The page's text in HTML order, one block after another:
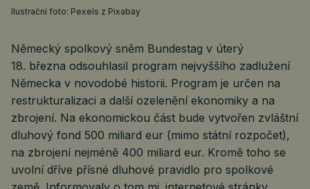
Ilustrační foto: Pexels z Pixabay
Německý spolkový sněm Bundestag v úterý
18. března odsouhlasil program nejvyššího zadlužení
Německa v novodobé historii. Program je určen na
restrukturalizaci a další ozelenění ekonomiky a na
zbrojení. Na ekonomickou část bude vytvořen zvláštní
dluhový fond 500 miliard eur (mimo státní rozpočet),
na zbrojení nejméně 400 miliard eur. Kromě toho se
uvolní dříve přísné dluhové pravidlo pro spolkové